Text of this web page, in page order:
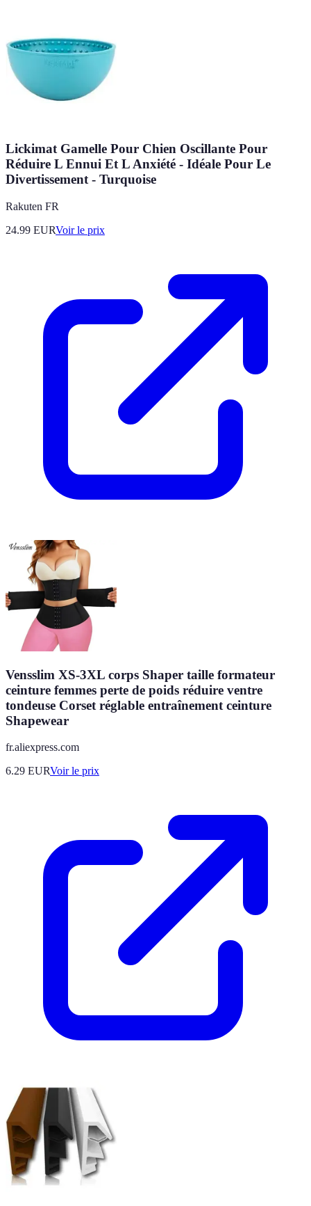
Lickimat Gamelle Pour Chien Oscillante Pour
Réduire L Ennui Et L Anxiété - Idéale Pour Le
Divertissement - Turquoise
Rakuten FR
24.99 EURVoir le prix
Vensslim XS-3XL corps Shaper taille formateur
ceinture femmes perte de poids réduire ventre
tondeuse Corset réglable entraînement ceinture
Shapewear
fr.aliexpress.com
6.29 EURVoir le prix